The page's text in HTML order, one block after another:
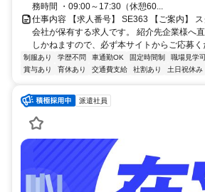
務時間 ・09:00～17:30（休憩60...
仕事内容 【求人番号】 SE363 【ご案内】
会社が保有する求人です。 紹介先企業様へ
しかねますので、必ず本サイトからご応募く
制服あり 学歴不問 車通勤OK 固定時間制 職場見学
賞与あり
育休あり 交通費支給 社割あり 土日祝休み
派遣社員